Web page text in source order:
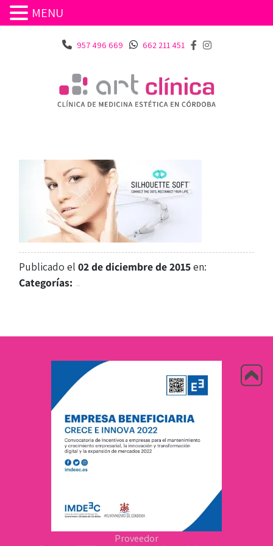
957 496 669 662 211 451
Publicado el02 de diciembre de 2015en:
Categorías:
Proveedor
MENU